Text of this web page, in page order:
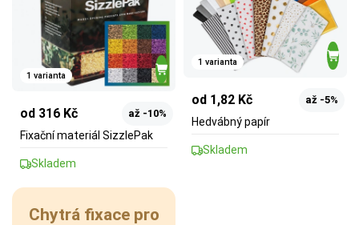
1 varianta
od 316 Kč až -10%
Fixační materiál SizzlePak
Skladem
1 varianta
od 1,82 Kč až -5%
Hedvábný papír
Skladem
Chytrá fixace pro